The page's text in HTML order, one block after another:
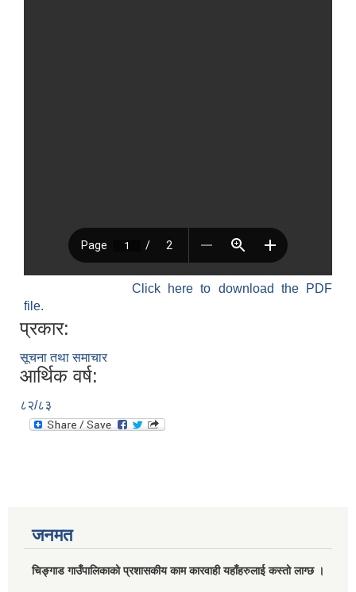
Click here to download the PDF
file.
प्रकार:
सूचना तथा समाचार
आर्थिक वर्ष:
८२/८३
जनमत
चिङ्गाड गाउँपालिकाको प्रशासकीय काम कारवाही यहाँहरुलाई कस्तो लाग्छ ।